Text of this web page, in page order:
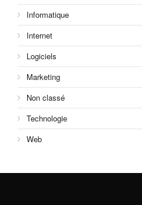
Informatique
Internet
Logiciels
Marketing
Non classé
Technologie
Web